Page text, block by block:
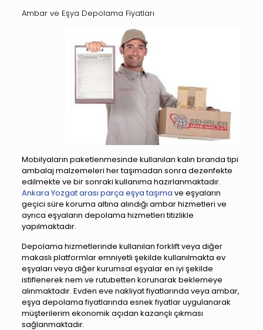
Ambar ve Eşya Depolama Fiyatları
Mobilyaların paketlenmesinde kullanılan kalın branda tipi
ambalaj malzemeleri her taşımadan sonra dezenfekte
edilmekte ve bir sonraki kullanıma hazırlanmaktadır.
Ankara Yozgat arası parça eşya taşıma ve eşyaların
geçici süre koruma altına alındığı ambar hizmetleri ve
ayrıca eşyaların depolama hizmetleri titizlikle
yapılmaktadır.
Depolama hizmetlerinde kullanılan forklift veya diğer
makaslı platformlar emniyetli şekilde kullanılmakta ev
eşyaları veya diğer kurumsal eşyalar en iyi şekilde
istiflenerek nem ve rutubetten korunarak beklemeye
alınmaktadır. Evden eve nakliyat fiyatlarında veya ambar,
eşya depolama fiyatlarında esnek fiyatlar uygulanarak
müşterilerim ekonomik açıdan kazançlı çıkması
sağlanmaktadır.